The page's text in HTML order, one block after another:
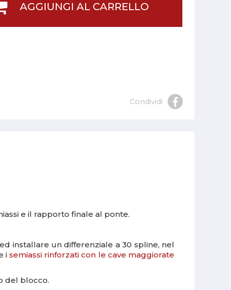
AGGIUNGI AL CARRELLO
Condividi
e il rapporto finale al ponte.
installare un differenziale a 30 spline, nel
i semiassi rinforzati con le cave maggiorate
del blocco.